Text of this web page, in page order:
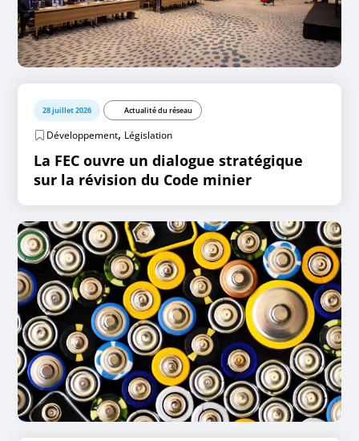
28 juillet 2026 Actualité du réseau
Développement, Législation
La FEC ouvre un dialogue stratégique
sur la révision du Code minier